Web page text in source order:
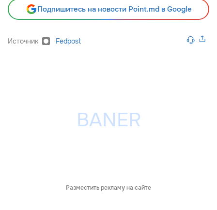
Подпишитесь на новости Point.md в Google
Источник Fedpost
Разместить рекламу на сайте